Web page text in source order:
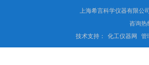
上海希言科学仪器有限公
咨询热
技术支持：
化工仪器网 管